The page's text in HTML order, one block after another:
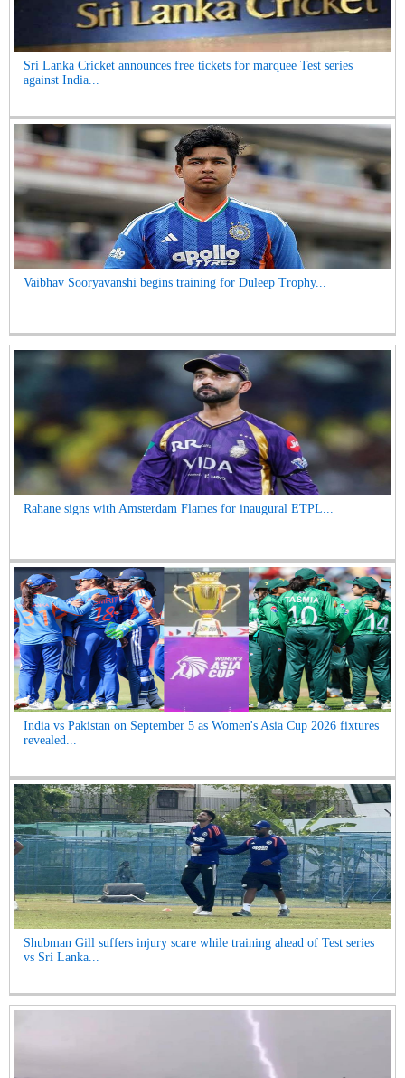
Sri Lanka Cricket announces free tickets for marquee Test series
against India...
Vaibhav Sooryavanshi begins training for Duleep Trophy...
Rahane signs with Amsterdam Flames for inaugural ETPL...
India vs Pakistan on September 5 as Women's Asia Cup 2026 fixtures
revealed...
Shubman Gill suffers injury scare while training ahead of Test series
vs Sri Lanka...